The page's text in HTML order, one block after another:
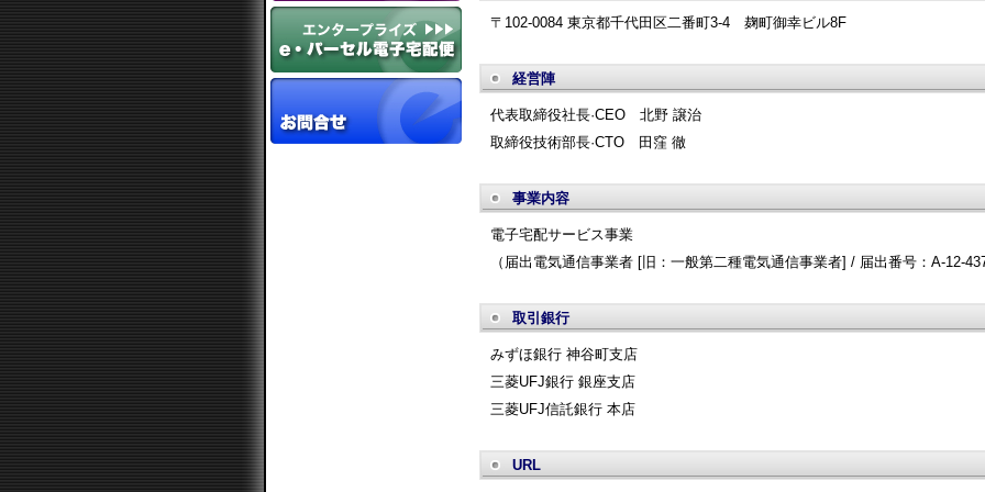
〒102-0084 東京都千代田区二番町3-4 麹町御幸ビル8F
経営陣
代表取締役社長·CEO 北野 譲治
取締役技術部長·CTO 田窪 徹
事業内容
電子宅配サービス事業
（届出電気通信事業者 [旧：一般第二種電気通信事業者] / 届出番号：A-12-
取引銀行
みずほ銀行 神谷町支店
三菱UFJ銀行 銀座支店
三菱UFJ信託銀行 本店
URL